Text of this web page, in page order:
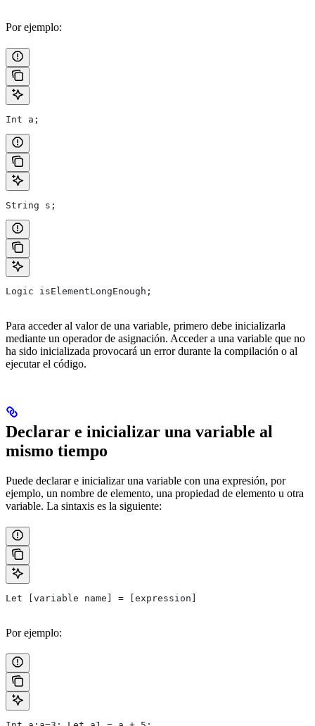
Por ejemplo:
Int a;
String s;
Logic isElementLongEnough;
Para acceder al valor de una variable, primero debe inicializarla
mediante un operador de asignación. Acceder a una variable que no
ha sido inicializada provocará un error durante la compilación o al
ejecutar el código.
Declarar e inicializar una variable al
mismo tiempo
Puede declarar e inicializar una variable con una expresión, por
ejemplo, un nombre de elemento, una propiedad de elemento u otra
variable. La sintaxis es la siguiente:
Let [variable name] = [expression]
Por ejemplo: